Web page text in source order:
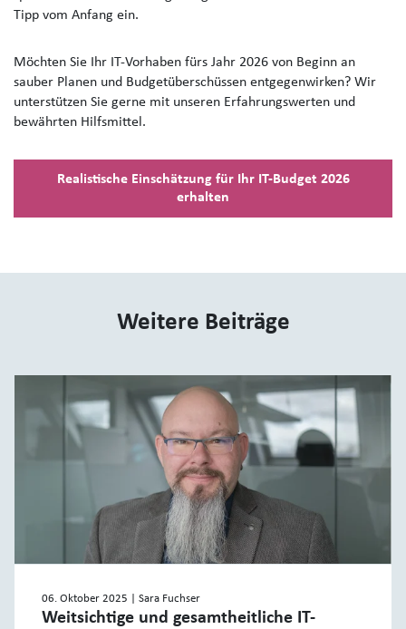
Tipp vom Anfang ein.
Möchten Sie Ihr IT-Vorhaben fürs Jahr 2026 von Beginn an
sauber Planen und Budgetüberschüssen entgegenwirken? Wir
unterstützen Sie gerne mit unseren Erfahrungswerten und
bewährten Hilfsmittel.
Realistische Einschätzung für Ihr IT-Budget 2026
erhalten
Weitere Beiträge
06. Oktober 2025 | Sara Fuchser
Weitsichtige und gesamtheitliche IT-